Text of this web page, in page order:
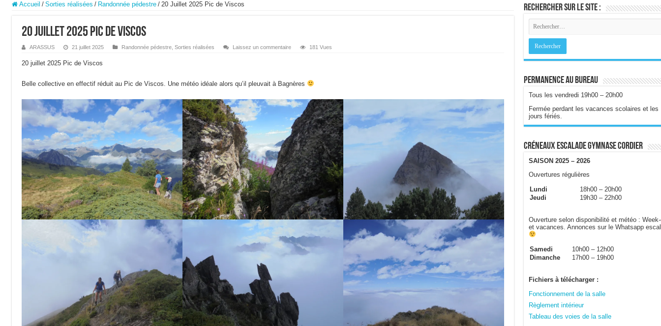
Accueil / Sorties réalisées / Randonnée pédestre / 20 Juillet 2025 Pic de Viscos
20 Juillet 2025 Pic de Viscos
ARASSUS 21 juillet 2025 Randonnée pédestre Sorties réalisées Laissez un commentaire 181 Vues
20 juillet 2025 Pic de Viscos
Belle collective en effectif réduit au Pic de Viscos. Une météo idéale alors qu’il pleuvait à Bagnères
Rechercher sur le site :
Permanence au bureau
Tous les vendredi 19h00 – 20h00
Fermée perdant les vacances scolaires et les
jours fériés.
Créneaux escalade gymnase Cordier
SAISON 2025 – 2026
Ouvertures régulières
Lundi
18h00 – 20h00
Jeudi
19h30 – 22h00
Ouverture selon disponibilité et météo :
et vacances. Annonces sur le Whatsapp
Samedi
10h00 – 12h00
Dimanche
17h00 – 19h00
Fichiers à télécharger :
Fonctionnement de la salle
Règlement intérieur
Tableau des voies de la salle